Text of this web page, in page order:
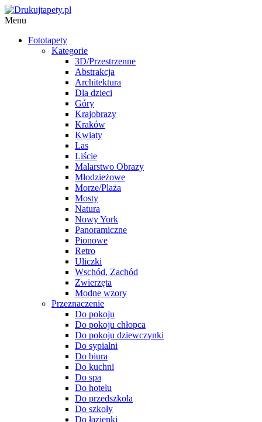
Menu
Fototapety
Kategorie
3D/Przestrzenne
Abstrakcja
Architektura
Dla dzieci
Góry
Krajobrazy
Kraków
Kwiaty
Las
Liście
Malarstwo Obrazy
Młodzieżowe
Morze/Plaża
Mosty
Natura
Nowy York
Panoramiczne
Pionowe
Retro
Uliczki
Wschód, Zachód
Zwierzęta
Modne wzory
Przeznaczenie
Do pokoju
Do pokoju chłopca
Do pokoju dziewczynki
Do sypialni
Do biura
Do kuchni
Do spa
Do hotelu
Do przedszkola
Do szkoły
Do łazienki